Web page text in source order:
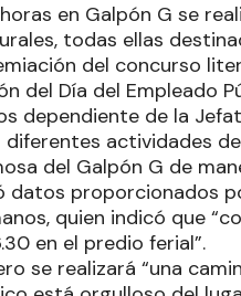
en Galpón G se
todas ellas
del concurso
del Día del Empleado
dependiente de la
actividades
del Galpón G de
datos proporcionados
quien indicó que
en el predio ferial”.
se realizará “una